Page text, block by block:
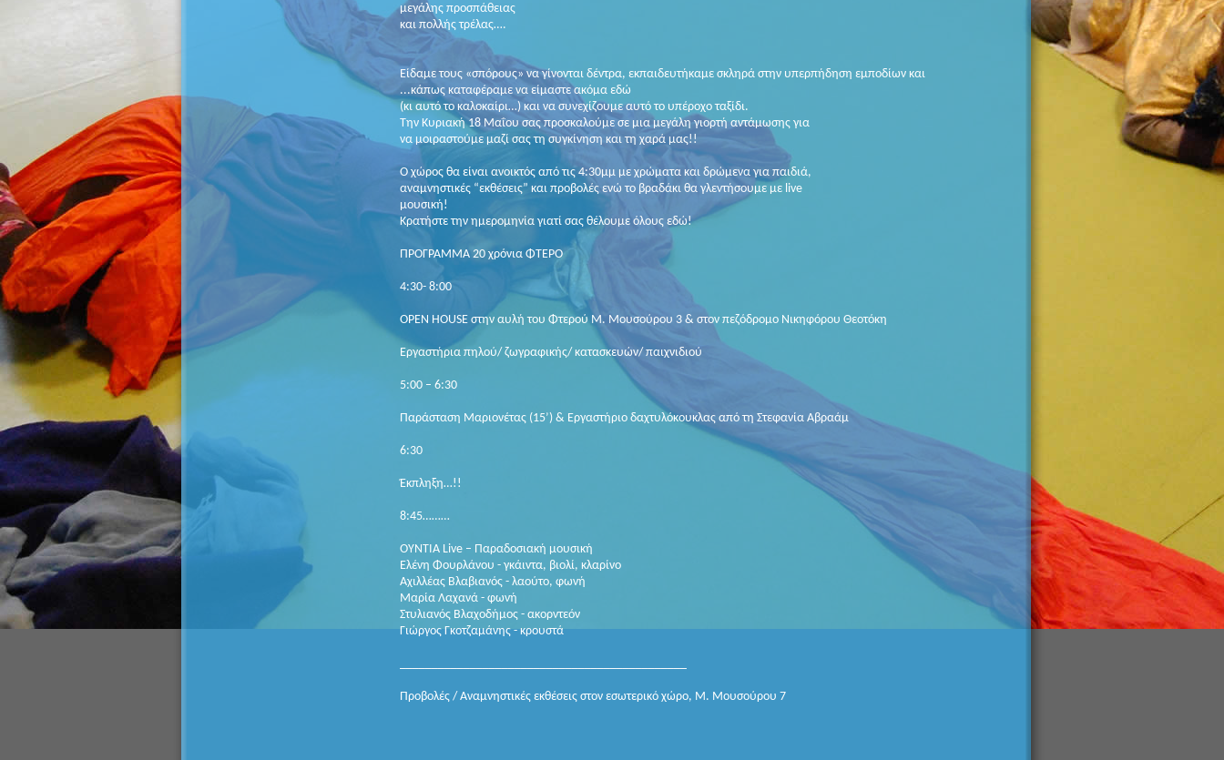
μεγάλης προσπάθειας
και πολλής τρέλας….
Είδαμε τους «σπόρους» να γίνονται δέντρα, εκπαιδευτήκαμε σκληρά στην υπερπήδηση εμποδίων και
...κάπως καταφέραμε να είμαστε ακόμα εδώ
(κι αυτό το καλοκαίρι…) και να συνεχίζουμε αυτό το υπέροχο ταξίδι.
Την Κυριακή 18 Μαΐου σας προσκαλούμε σε μια μεγάλη γιορτή αντάμωσης για
να μοιραστούμε μαζί σας τη συγκίνηση και τη χαρά μας!!
Ο χώρος θα είναι ανοικτός από τις 4:30μμ με χρώματα και δρώμενα για παιδιά,
αναμνηστικές “εκθέσεις” και προβολές ενώ το βραδάκι θα γλεντήσουμε με live
μουσική!
Κρατήστε την ημερομηνία γιατί σας θέλουμε όλους εδώ!
ΠΡΟΓΡΑΜΜΑ 20 χρόνια ΦΤΕΡΟ
4:30- 8:00
OPEN HOUSE στην αυλή του Φτερού Μ. Μουσούρου 3 & στον πεζόδρομο Νικηφόρου Θεοτόκη
Εργαστήρια πηλού/ ζωγραφικής/ κατασκευών/ παιχνιδιού
5:00 – 6:30
Παράσταση Μαριονέτας (15’) & Εργαστήριο δαχτυλόκουκλας από τη Στεφανία Αβραάμ
6:30
Έκπληξη…!!
8:45………
ΟΥΝΤΙΑ Live – Παραδοσιακή μουσική
Ελένη Φουρλάνου - γκάιντα, βιολί, κλαρίνο
Αχιλλέας Βλαβιανός - λαούτο, φωνή
Μαρία Λαχανά - φωνή
Στυλιανός Βλαχοδήμος - ακορντεόν
Γιώργος Γκοτζαμάνης - κρουστά
Προβολές / Αναμνηστικές εκθέσεις στον εσωτερικό χώρο, Μ. Μουσούρου 7